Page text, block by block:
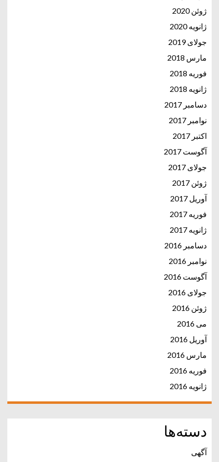
ژوئن 2020
ژانویه 2020
جولای 2019
مارس 2018
فوریه 2018
ژانویه 2018
دسامبر 2017
نوامبر 2017
اکتبر 2017
آگوست 2017
جولای 2017
ژوئن 2017
آوریل 2017
فوریه 2017
ژانویه 2017
دسامبر 2016
نوامبر 2016
آگوست 2016
جولای 2016
ژوئن 2016
می 2016
آوریل 2016
مارس 2016
فوریه 2016
ژانویه 2016
دسته‌ها
آگهی